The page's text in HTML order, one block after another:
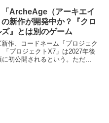
「ArcheAge（アーキエイ
新作が開発中か？『クロ
』とは別のゲーム
作、コードネーム『プロジェク
「プロジェクトX7」は2027年後
初公開されるという。ただ